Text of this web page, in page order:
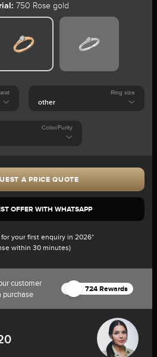
750 Rose gold
Ring size
Color/Purity
A PRICE QUOTE
OFFER WITH WHATSAPP
your first enquiry in 2026*
within 30 minutes)
customer
purchase
724 Rewards